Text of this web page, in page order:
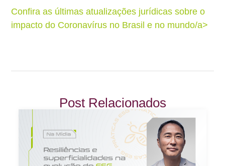
Confira as últimas atualizações jurídicas sobre o
impacto do Coronavírus no Brasil e no mundo/a>
Post Relacionados